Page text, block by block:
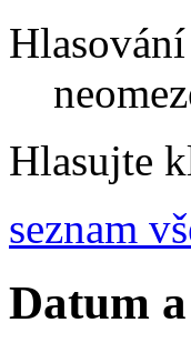
Hlasujte
seznam
Datum a